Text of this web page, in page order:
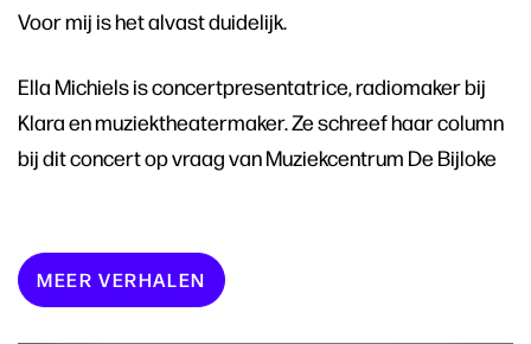
Voor mij is het alvast duidelijk.
Ella Michiels is concertpresentatrice, radiomaker bij
Klara en muziektheatermaker. Ze schreef haar column
bij dit concert op vraag van Muziekcentrum De Bijloke
MEER VERHALEN